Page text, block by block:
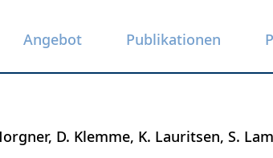
Angebot Publikationen
D. Klemme K. Lauritsen S.